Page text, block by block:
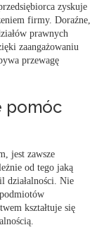
zyskuje
firmy. Doraźne,
prawnych
zaangażowaniu
przewagę
pomóc
jest zawsze
od tego jaką
działalności. Nie
kształtuje się